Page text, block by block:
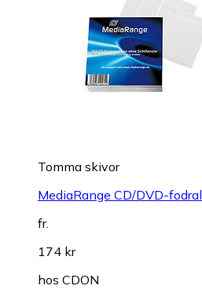
Tomma skivor
MediaRange CD/DVD-fodral
fr.
174 kr
hos CDON